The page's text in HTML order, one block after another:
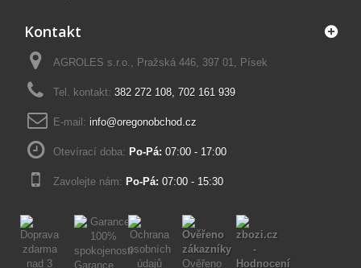
Kontakt
AGROLES s.r.o., Pražská 446, 397 01, Písek
Tel. kontakt: 382 272 108, 702 161 939
E-mail: info@oregonobchod.cz
Otevírací doba: Po-Pá: 07:00 - 17:00
Zavolejte nám: Po-Pá: 07:00 - 15:30
Garance Ověřeno